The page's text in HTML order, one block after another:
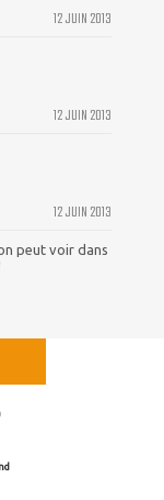
12 JUIN 2013
12 JUIN 2013
12 JUIN 2013
peut voir dans